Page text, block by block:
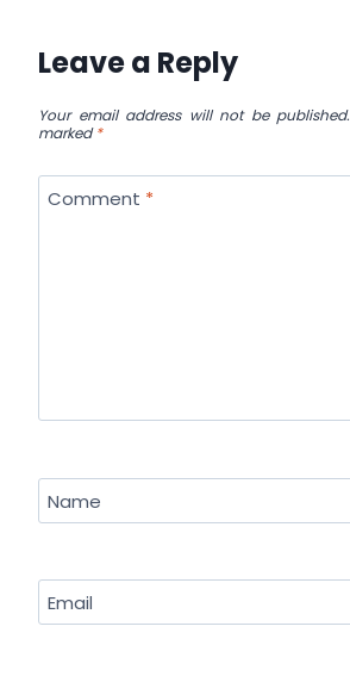
Leave a Reply
Your email address will not be published.
marked*
Comment *
Name
Email